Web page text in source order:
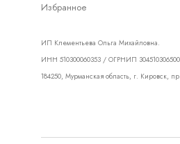
Избранное
ИП Клементьева Ольга Михайловна.
ИНН 510300060353 / ОГРНИП
184250, Мурманская область, г. Кировск,